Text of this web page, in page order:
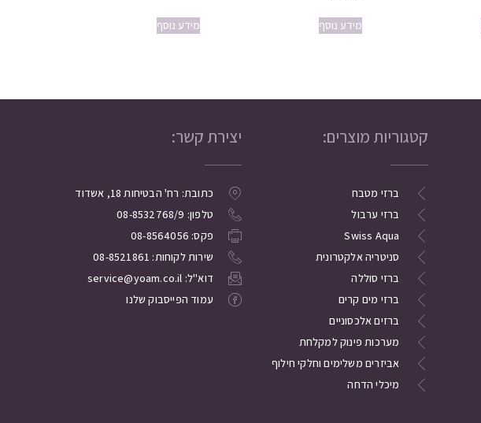
מידע נוסף מידע נוסף
קטגוריות מוצרים:
ברזי מטבח
ברזי ערבול
Swiss Aqua
סניטריה אלקטרונית
ברזי סוללה
ברזי מים קרים
ברזים אלכסוניים
מערכות פינוק למקלחת
אביזרים משלימים וחלקי חילוף
מיכלי הדחה
יצירת קשר:
כתובת: רח' הבטיחות 18, אשדוד
טלפון: 08-8532768/9
פקס: 08-8564056
שירות לקוחות: 08-8521861
דוא"ל: service@yoam.co.il
עמוד הפייסבוק שלנו